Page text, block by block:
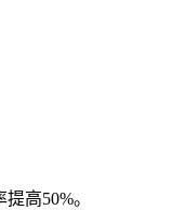
提高50%。